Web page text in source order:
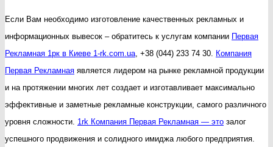
Если Вам необходимо изготовление качественных рекламных и
информационных вывесок – обратитесь к услугам компании Первая
Рекламная 1рк в Киеве 1-rk.com.ua , +38 (044) 233 74 30. Компания
Первая Рекламная является лидером на рынке рекламной продукции
и на протяжении многих лет создает и изготавливает максимально
эффективные и заметные рекламные конструкции, самого различного
уровня сложности. 1rk Компания Первая Рекламная — это залог
успешного продвижения и солидного имиджа любого предприятия.